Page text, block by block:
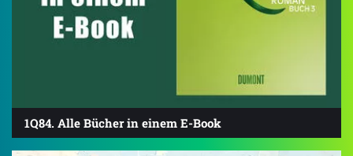
1Q84. Alle Bücher in einem E-Book